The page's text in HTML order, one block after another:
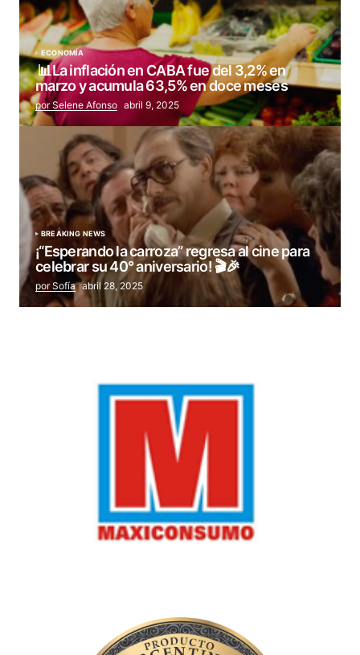
ECONOMÍA
📊La inflación en CABA fue del 3,2% en
marzo y acumula 63,5% en doce meses
por Selene Afonso abril 9, 2025
BREAKING NEWS
¡“Esperando la carroza” regresa al cine para
celebrar su 40° aniversario! 🎬🎉
por Sofía abril 28, 2025